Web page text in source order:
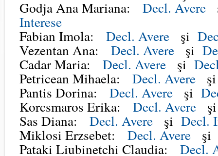
Godja Ana Mariana: Decl. Avere
Interese
Fabian Imola: Decl. Avere şi
Vezentan Ana: Decl. Avere şi
Cadar Maria: Decl. Avere şi
Petricean Mihaela: Decl. Avere
Pantis Dorina: Decl. Avere şi
Korcsmaros Erika: Decl. Avere
Sas Diana: Decl. Avere şi Decl.
Miklosi Erzsebet: Decl. Avere
Pataki Liubinetchi Claudia: Decl.